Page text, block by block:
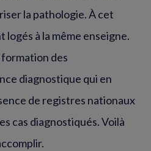
la pathologie. À cet
logés à la même enseigne.
formation des
diagnostique qui en
de registres nationaux
cas diagnostiqués. Voilà